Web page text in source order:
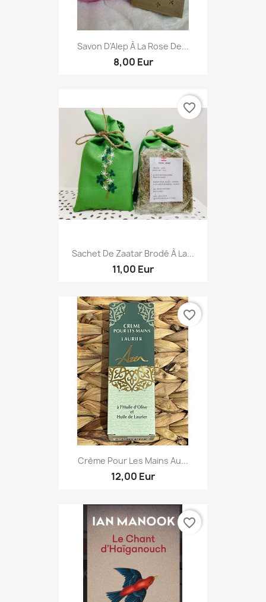
Savon D'Alep À La Rose De...
8,00 Eur
Sachet De Zaatar Brodé À La...
11,00 Eur
favorite_border
Crème Pour Les Mains Au...
12,00 Eur
favorite_border
favorite_border